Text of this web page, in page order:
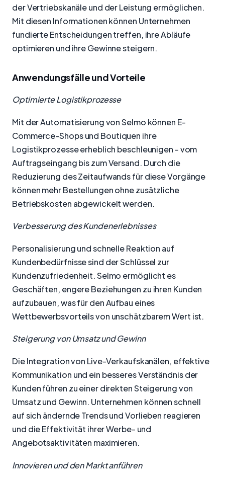
der Vertriebskanäle und der Leistung ermöglichen.
Mit diesen Informationen können Unternehmen
fundierte Entscheidungen treffen, ihre Abläufe
optimieren und ihre Gewinne steigern.
Anwendungsfälle und Vorteile
Optimierte Logistikprozesse
Mit der Automatisierung von Selmo können E-
Commerce-Shops und Boutiquen ihre
Logistikprozesse erheblich beschleunigen - vom
Auftragseingang bis zum Versand. Durch die
Reduzierung des Zeitaufwands für diese Vorgänge
können mehr Bestellungen ohne zusätzliche
Betriebskosten abgewickelt werden.
Verbesserung des Kundenerlebnisses
Personalisierung und schnelle Reaktion auf
Kundenbedürfnisse sind der Schlüssel zur
Kundenzufriedenheit. Selmo ermöglicht es
Geschäften, engere Beziehungen zu ihren Kunden
aufzubauen, was für den Aufbau eines
Wettbewerbsvorteils von unschätzbarem Wert ist.
Steigerung von Umsatz und Gewinn
Die Integration von Live-Verkaufskanälen, effektive
Kommunikation und ein besseres Verständnis der
Kunden führen zu einer direkten Steigerung von
Umsatz und Gewinn. Unternehmen können schnell
auf sich ändernde Trends und Vorlieben reagieren
und die Effektivität ihrer Werbe- und
Angebotsaktivitäten maximieren.
Innovieren und den Markt anführen